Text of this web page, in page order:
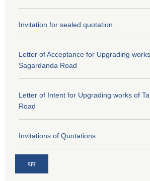
Invitation for sealed quotation.
Letter of Acceptance for Upgrading
Sagardanda Road
Letter of Intent for Upgrading works of
Road
Invitations of Quotations
थप